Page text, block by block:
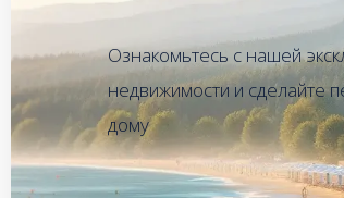
Ознакомьтесь с нашей
недвижимости и сделайте
дому